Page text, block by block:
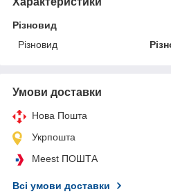
Різновид
Різновид
Умови доставки
Нова Пошта
Укрпошта
Meest ПОШТА
Всі умови доставки